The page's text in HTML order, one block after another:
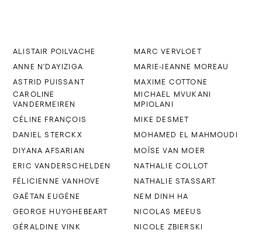
ALISTAIR POILVACHE
ANNE N'DAYIZIGA
ASTRID PUISSANT
CAROLINE
VANDERMEIREN
CÉLINE FRANÇOIS
DANIEL STERCKX
DIYANA AFSARIAN
ERIC VANDERSCHELDEN
FÉLICIENNE VANHOVE
GAËTAN EUGÈNE
GEORGE HUYGHEBEART
GÉRALDINE VINK
MARC VERVLOET
MARIE-JEANNE MOREAU
MAXIME COTTONE
MICHAEL MVUKANI
MPIOLANI
MIKE DESMET
MOHAMED EL MAHMOUDI
MOÏSE VAN MOER
NATHALIE COLLOT
NATHALIE STASSART
NEM DINH HA
NICOLAS MEEUS
NICOLE ZBIERSKI